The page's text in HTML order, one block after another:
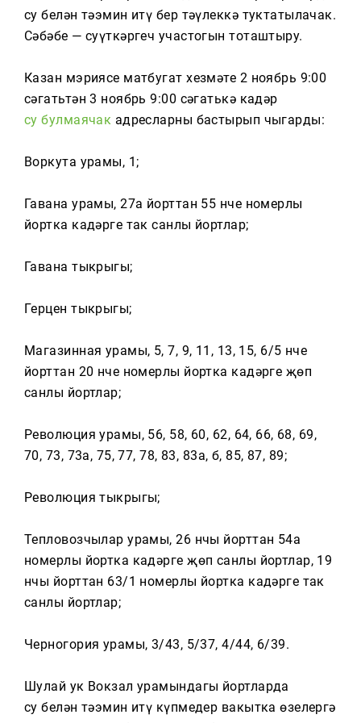
су белән тәэмин итү бер тәүлеккә туктатылачак.
Сәбәбе — суүткәргеч участогын тоташтыру.
Казан мэриясе матбугат хезмәте 2 ноябрь 9:00
сәгатьтән 3 ноябрь 9:00 сәгатькә кадәр
су булмаячак адресларны бастырып чыгарды:
Воркута урамы, 1;
Гавана урамы, 27а йорттан 55 нче номерлы
йортка кадәрге так санлы йортлар;
Гавана тыкрыгы;
Герцен тыкрыгы;
Магазинная урамы, 5, 7, 9, 11, 13, 15, 6/5 нче
йорттан 20 нче номерлы йортка кадәрге җөп
санлы йортлар;
Революция урамы, 56, 58, 60, 62, 64, 66, 68, 69,
70, 73, 73а, 75, 77, 78, 83, 83а, б, 85, 87, 89;
Революция тыкрыгы;
Тепловозчылар урамы, 26 нчы йорттан 54а
номерлы йортка кадәрге җөп санлы йортлар, 19
нчы йорттан 63/1 номерлы йортка кадәрге так
санлы йортлар;
Черногория урамы, 3/43, 5/37, 4/44, 6/39.
Шулай ук Вокзал урамындагы йортларда
су белән тәэмин итү күпмедер вакытка өзелергә